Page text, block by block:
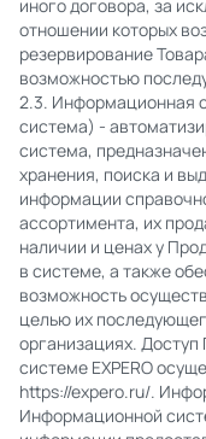
иного договора, за
отношении которых
резервирование
возможностью
2.3. Информационная
система) -
система,
хранения, поиска и
информации
ассортимента, их
наличии и ценах у
в системе, а также
возможность
целью их
организациях.
системе EXPERO
https://expero.ru/.
Информационной